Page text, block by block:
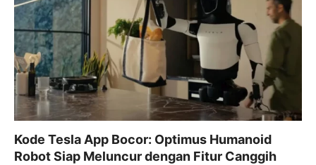
Kode Tesla App Bocor: Optimus Humanoid
Robot Siap Meluncur dengan Fitur Canggih